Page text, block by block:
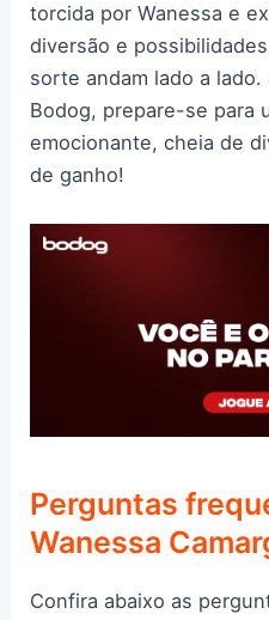
torcida por Wanessa e
diversão e
sorte andam lado a lado.
Bodog, prepare-se para
emocionante, cheia de
de ganho!
Perguntas
Wanessa
Confira abaixo as